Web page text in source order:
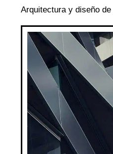
Arquitectura y diseño